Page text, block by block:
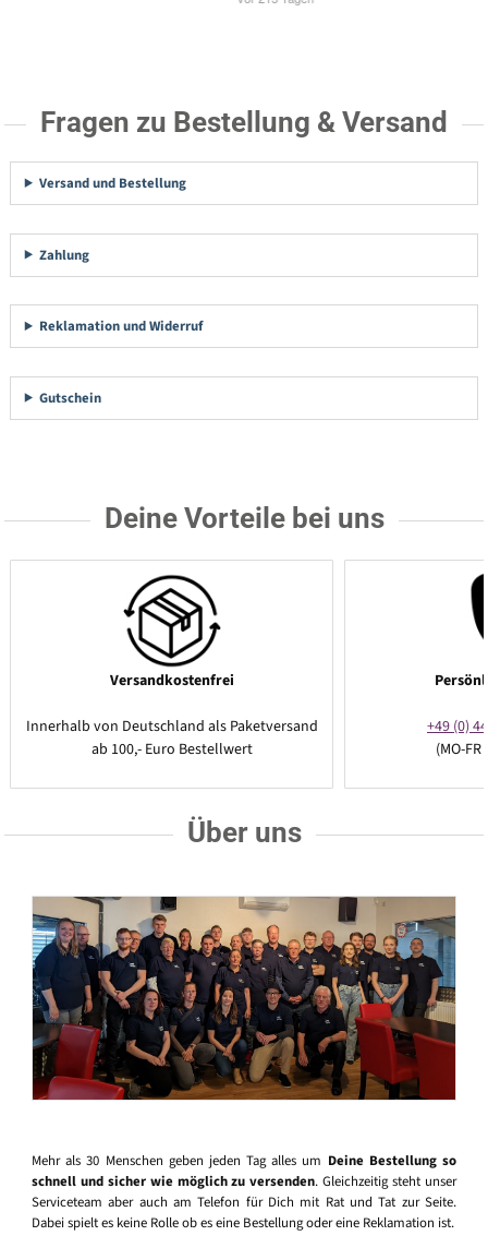
Fragen zu Bestellung & Versand
Versand und Bestellung
Zahlung
Reklamation und Widerruf
Gutschein
Deine Vorteile bei uns
Versandkostenfrei
Innerhalb von Deutschland als Paketversand
ab 100,- Euro Bestellwert
+49 (0)
(MO-
Über uns
Mehr als 30 Menschen geben jeden Tag alles um Deine Bestellung so
schnell und sicher wie möglich zu versenden. Gleichzeitig steht unser
Serviceteam aber auch am Telefon für Dich mit Rat und Tat zur Seite.
Dabei spielt es keine Rolle ob es eine Bestellung oder eine Reklamation ist.